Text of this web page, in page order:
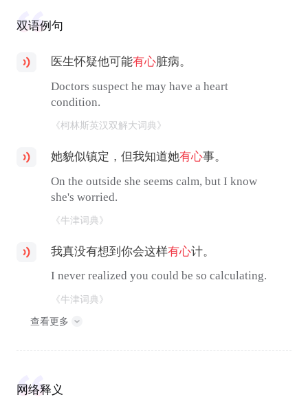
双语例句
医生怀疑他可能有心脏病。
Doctors suspect he may have a heart
condition.
《柯林斯英汉双解大词典》
她貌似镇定，但我知道她有心事。
On the outside she seems calm, but I know
she's worried.
《牛津词典》
我真没有想到你会这样有心计。
I never realized you could be so calculating.
《牛津词典》
查看更多
网络释义